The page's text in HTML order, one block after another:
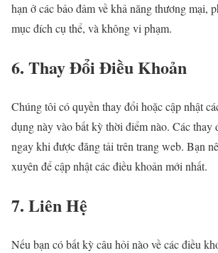
hạn ở các bảo đảm về khả năng thương mại,
mục đích cụ thể, và không vi phạm.
6. Thay Đổi Điều Khoản
Chúng tôi có quyền thay đổi hoặc cập nhật
dụng này vào bất kỳ thời điểm nào. Các thay
ngay khi được đăng tải trên trang web. Bạn
xuyên để cập nhật các điều khoản mới nhất.
7. Liên Hệ
Nếu bạn có bất kỳ câu hỏi nào về các điều